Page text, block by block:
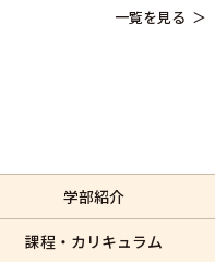
一覧を見る
学部紹介
課程・カリキュラム